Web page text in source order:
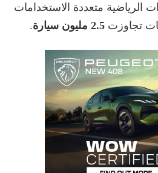
الرياضية متعددة الاستخدامات
2.5 مليون سيارة .